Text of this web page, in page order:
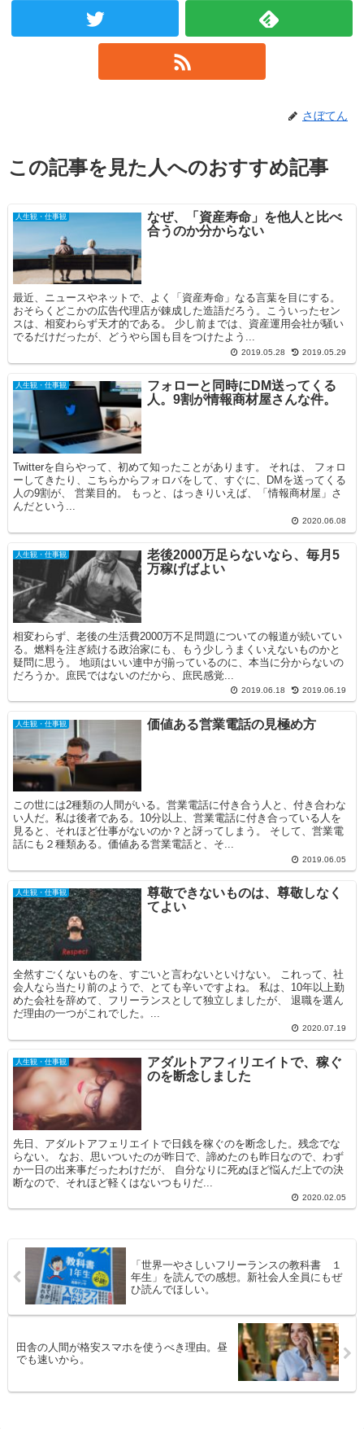
さぼてん
この記事を見た人へのおすすめ記事
人生観・仕事観
なぜ、「資産寿命」を他人と比べ
合うのか分からない
最近、ニュースやネットで、よく「資産寿命」なる言葉を目にする。
おそらくどこかの広告代理店が錬成した造語だろう。こういったセン
スは、相変わらず天才的である。 少し前までは、資産運用会社が騒い
でるだけだったが、どうやら国も目をつけたよう...
2019.05.28 2019.05.29
人生観・仕事観
フォローと同時にDM送ってくる
人。9割が情報商材屋さんな件。
Twitterを自らやって、初めて知ったことがあります。 それは、 フォロ
ーしてきたり、こちらからフォロバをして、すぐに、DMを送ってくる
人の9割が、 営業目的。 もっと、はっきりいえば、「情報商材屋」さ
んだという...
2020.06.08
人生観・仕事観
老後2000万足らないなら、毎月5
万稼げばよい
相変わらず、老後の生活費2000万不足問題についての報道が続いてい
る。燃料を注ぎ続ける政治家にも、もう少しうまくいえないものかと
疑問に思う。 地頭はいい連中が揃っているのに、本当に分からないの
だろうか。庶民ではないのだから、庶民感覚...
2019.06.18 2019.06.19
人生観・仕事観 価値ある営業電話の見極め方
この世には2種類の人間がいる。営業電話に付き合う人と、付き合わな
い人だ。私は後者である。10分以上、営業電話に付き合っている人を
見ると、それほど仕事がないのか？と訝ってしまう。 そして、営業電
話にも２種類ある。価値ある営業電話と、そ...
2019.06.05
人生観・仕事観
尊敬できないものは、尊敬しなく
てよい
全然すごくないものを、すごいと言わないといけない。 これって、社
会人なら当たり前のようで、とても辛いですよね。 私は、10年以上勤
めた会社を辞めて、フリーランスとして独立しましたが、 退職を選ん
だ理由の一つがこれでした。...
2020.07.19
人生観・仕事観
アダルトアフィリエイトで、稼ぐ
のを断念しました
先日、アダルトアフェリエイトで日銭を稼ぐのを断念した。残念でな
らない。 なお、思いついたのが昨日で、諦めたのも昨日なので、わず
か一日の出来事だったわけだが、 自分なりに死ぬほど悩んだ上での決
断なので、それほど軽くはないつもりだ...
2020.02.05
「世界一やさしいフリーランスの教科書 １
年生」を読んでの感想。新社会人全員にもぜ
ひ読んでほしい。
田舎の人間が格安スマホを使うべき理由。昼
でも速いから。